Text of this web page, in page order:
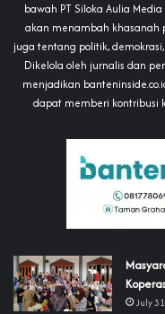
bawah PT Siloka Aulia
akan menambah khasanah
juga tentang politik,
Dikelola oleh jurnalis dan
menjadikan
dapat memberi kontribusi
July